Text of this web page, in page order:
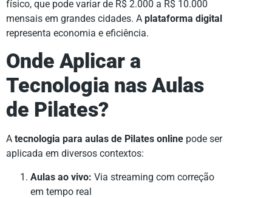
físico, que pode variar de R$ 2.000 a R$ 10.000
mensais em grandes cidades. A plataforma digital
representa economia e eficiência.
Onde Aplicar a
Tecnologia nas Aulas
de Pilates?
A tecnologia para aulas de Pilates online pode ser
aplicada em diversos contextos:
Aulas ao vivo: Via streaming com correção
em tempo real